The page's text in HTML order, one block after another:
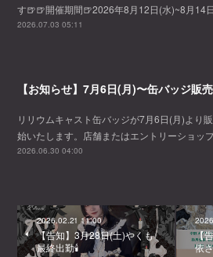
す🍺🍺開催期間🍺2026年8月12日(水)~8月14
2026.07.03 05:11
【お知らせ】7月6日(月)〜缶バッジ販
リリウムキャスト缶バッジが7月6日(月)より
始いたします。店舗またはエントリーショッ
2026.06.30 04:00
2026.02.21 11:00
【告知】3月28日(土)やくも
最終出勤🕯️
【
依